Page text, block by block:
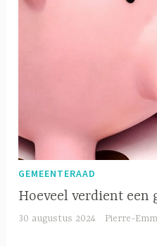
GEMEENTERAAD
Hoeveel verdient een
30 augustus 2024 Pierre-